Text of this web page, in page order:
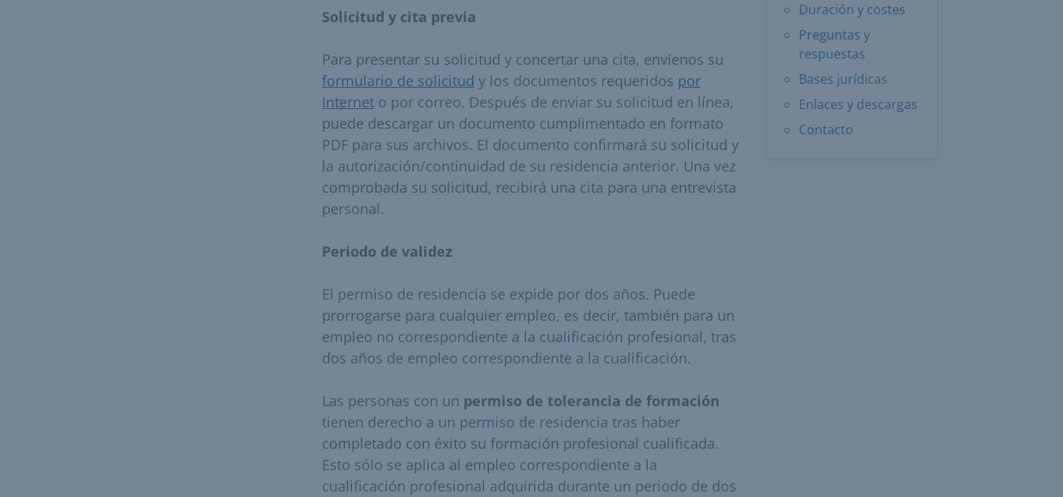
Duración y costes
Preguntas y
respuestas
Bases jurídicas
Enlaces y descargas
Contacto
Solicitud y cita previa
Para presentar su solicitud y concertar una cita, envíenos su
formulario de solicitud y los documentos requeridos por
Internet o por correo. Después de enviar su solicitud en línea,
puede descargar un documento cumplimentado en formato
PDF para sus archivos. El documento confirmará su solicitud y
la autorización/continuidad de su residencia anterior. Una vez
comprobada su solicitud, recibirá una cita para una entrevista
personal.
Periodo de validez
El permiso de residencia se expide por dos años. Puede
prorrogarse para cualquier empleo, es decir, también para un
empleo no correspondiente a la cualificación profesional, tras
dos años de empleo correspondiente a la cualificación.
Las personas con un permiso de tolerancia de formación
tienen derecho a un permiso de residencia tras haber
completado con éxito su formación profesional cualificada.
Esto sólo se aplica al empleo correspondiente a la
cualificación profesional adquirida durante un periodo de dos